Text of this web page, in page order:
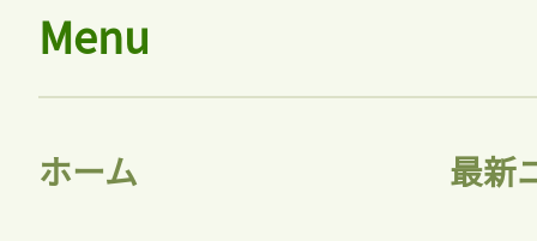
会員登録
Menu
ホーム 最新